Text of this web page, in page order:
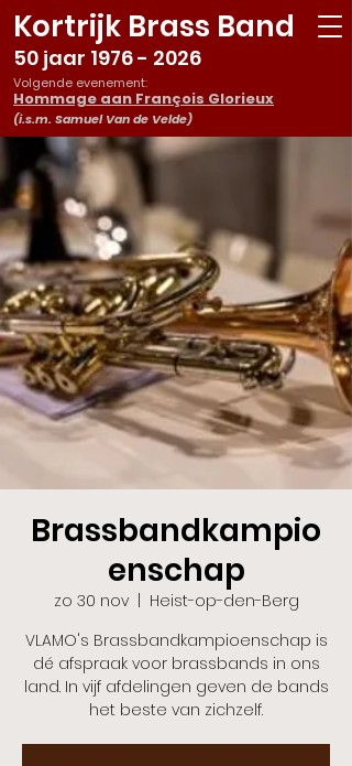
Kortrijk Brass Band
50 jaar 1976 - 2026
Hommage aan François Glorieux
(i.s.m. Samuel Van de Velde)
Volgende evenement:
Brassbandkampio
enschap
zo 30 nov
  |
Heist-op-den-Berg
VLAMO's Brassbandkampioenschap is
dé afspraak voor brassbands in ons
land. In vijf afdelingen geven de bands
het beste van zichzelf.